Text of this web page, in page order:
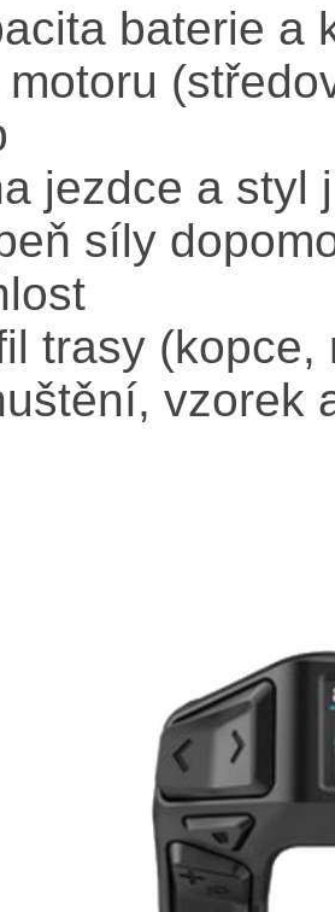
baterie a
motoru
jezdce a styl
síly
trasy
vzorek